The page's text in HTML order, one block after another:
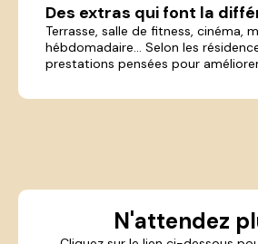
Des extras qui font la
Terrasse, salle de fitness, cinéma,
hébdomadaire... Selon les
prestations pensées pour
N'attendez